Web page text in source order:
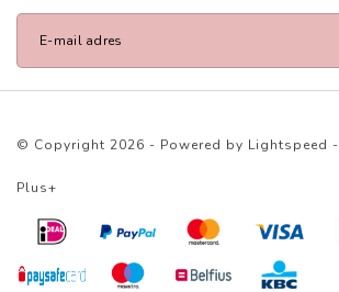
© Copyright 2026 - Powered by Lightspeed
Plus+